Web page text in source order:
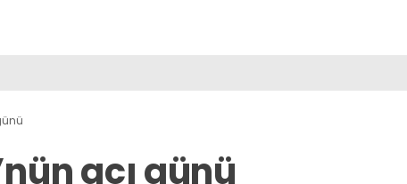
acı günü